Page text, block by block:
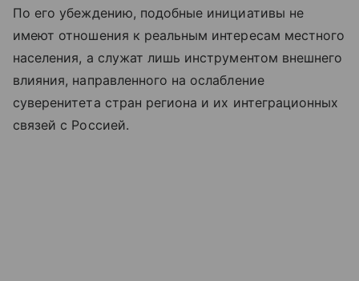
По его убеждению, подобные инициативы не
имеют отношения к реальным интересам местного
населения, а служат лишь инструментом внешнего
влияния, направленного на ослабление
суверенитета стран региона и их интеграционных
связей с Россией.